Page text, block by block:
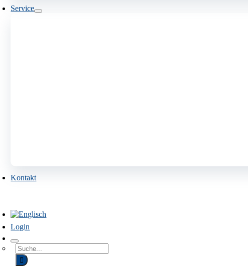
Service
Kontakt
Login
Suchen
Sie
nach: